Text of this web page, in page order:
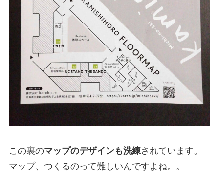
この裏のマップのデザインも洗練されています。
マップ、つくるのって難しいんですよね。。